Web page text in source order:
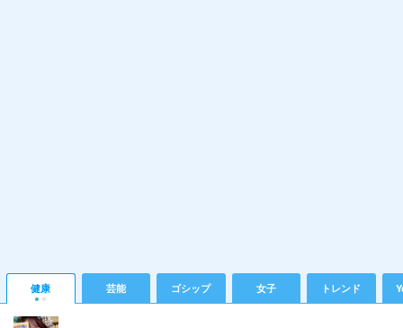
健康 芸能 ゴシップ 女子 トレンド